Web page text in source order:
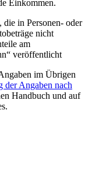
Einkommen.
in Personen- oder
nicht
am
veröffentlicht
im Übrigen
der Angaben nach
Handbuch und auf